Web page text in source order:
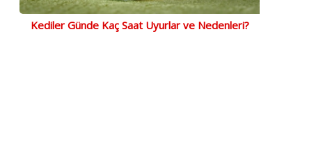
Kediler Günde Kaç Saat Uyurlar ve Nedenleri?